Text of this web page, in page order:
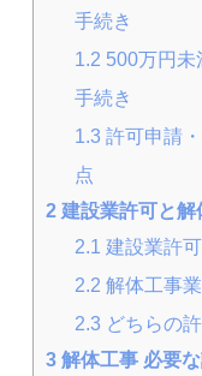
手続き
1.2 500万円未
手続き
1.3 許可申請
点
2建設業許可と解
2.1 建設業許
2.2 解体工事
2.3 どちらの
3解体工事 必要